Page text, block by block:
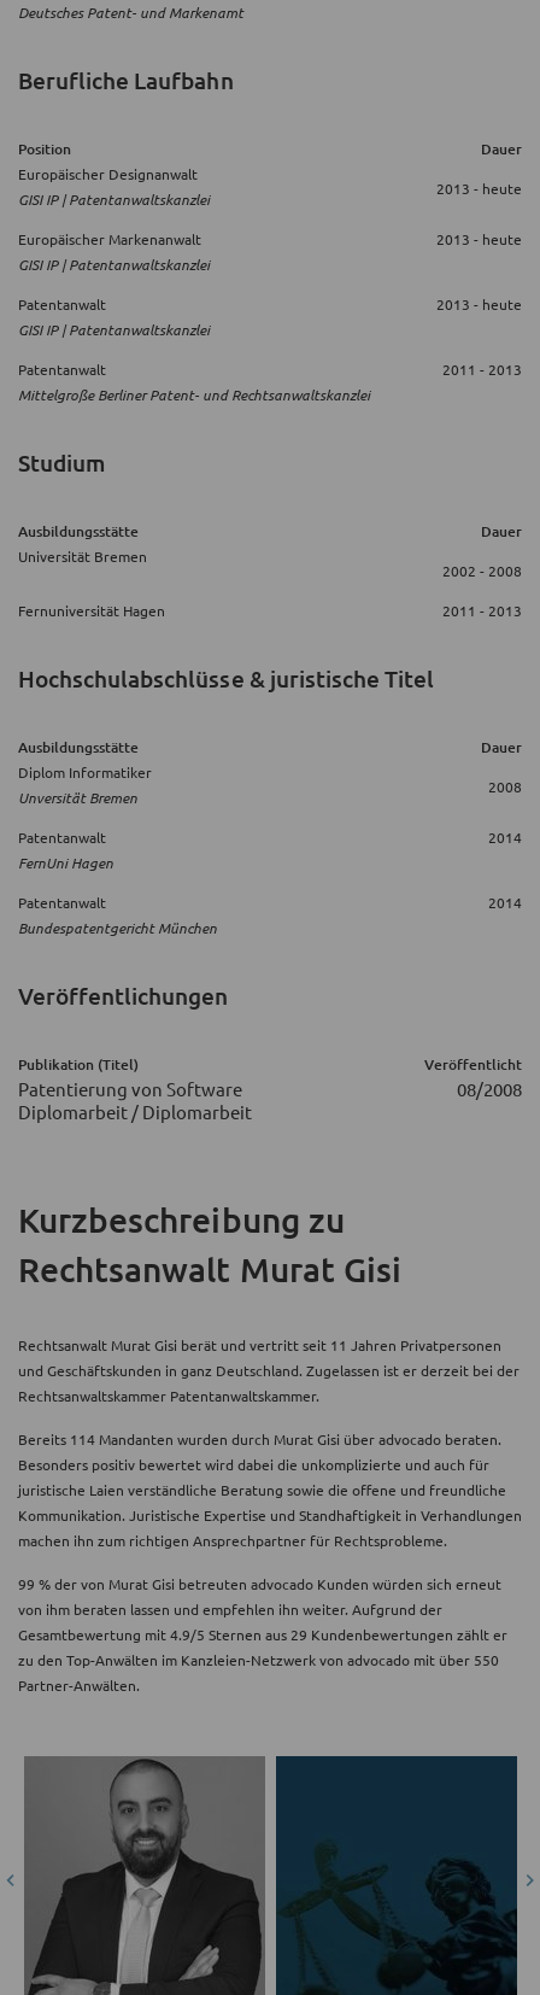
Deutsches Patent- und Markenamt
Berufliche Laufbahn
Position Dauer
Europäischer Designanwalt
GISI IP | Patentanwaltskanzlei
2013 - heute
Europäischer Markenanwalt
GISI IP | Patentanwaltskanzlei
2013 - heute
Patentanwalt
GISI IP | Patentanwaltskanzlei
2013 - heute
Patentanwalt
Mittelgroße Berliner Patent- und Rechtsanwaltskanzlei
2011 - 2013
Studium
Ausbildungsstätte Dauer
Universität Bremen
2002 - 2008
Fernuniversität Hagen 2011 - 2013
Hochschulabschlüsse & juristische Titel
Ausbildungsstätte Dauer
Diplom Informatiker
Unversität Bremen
2008
Patentanwalt
FernUni Hagen
2014
Patentanwalt
Bundespatentgericht München
2014
Veröffentlichungen
Publikation (Titel) Veröffentlicht
Patentierung von Software
Diplomarbeit / Diplomarbeit
08/2008
Kurzbeschreibung zu
Rechtsanwalt Murat Gisi
Rechtsanwalt Murat Gisi berät und vertritt seit 11 Jahren Privatpersonen
und Geschäftskunden in ganz Deutschland. Zugelassen ist er derzeit bei der
Rechtsanwaltskammer Patentanwaltskammer.
Bereits 114 Mandanten wurden durch Murat Gisi über advocado beraten.
Besonders positiv bewertet wird dabei die unkomplizierte und auch für
juristische Laien verständliche Beratung sowie die offene und freundliche
Kommunikation. Juristische Expertise und Standhaftigkeit in Verhandlungen
machen ihn zum richtigen Ansprechpartner für Rechtsprobleme.
99 % der von Murat Gisi betreuten advocado Kunden würden sich erneut
von ihm beraten lassen und empfehlen ihn weiter. Aufgrund der
Gesamtbewertung mit 4.9/5 Sternen aus 29 Kundenbewertungen zählt er
zu den Top-Anwälten im Kanzleien-Netzwerk von advocado mit über 550
Partner-Anwälten.